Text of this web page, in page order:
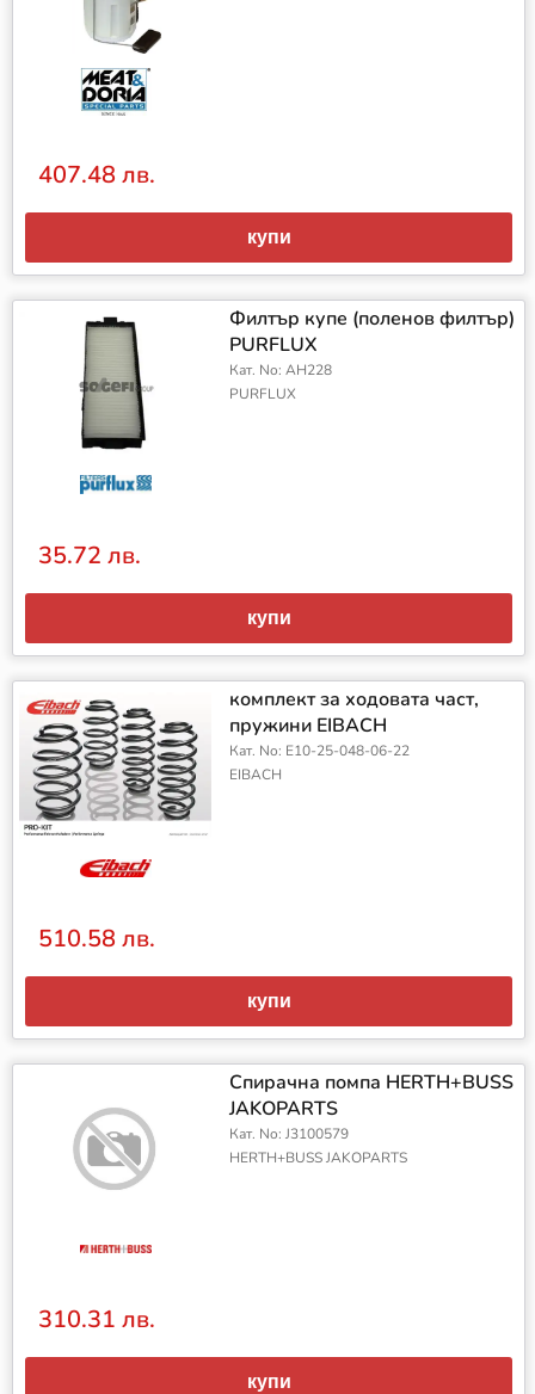
407.48 лв.
купи
Филтър купе (поленов филтър)
PURFLUX
Кат. No: AH228
PURFLUX
35.72 лв.
купи
комплект за ходовата част,
пружини EIBACH
Кат. No: E10-25-048-06-22
EIBACH
510.58 лв.
купи
Спирачна помпа HERTH+BUSS
JAKOPARTS
Кат. No: J3100579
HERTH+BUSS JAKOPARTS
310.31 лв.
купи